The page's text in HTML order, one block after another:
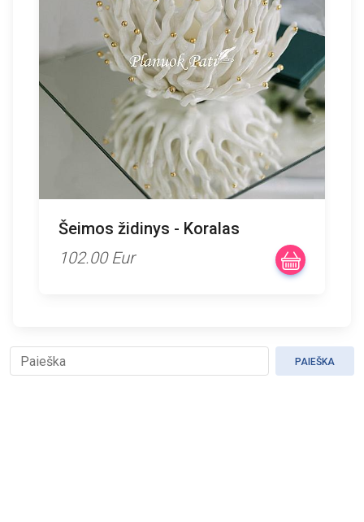
Šeimos židinys - Koralas
102.00 Eur
PAIEŠKA